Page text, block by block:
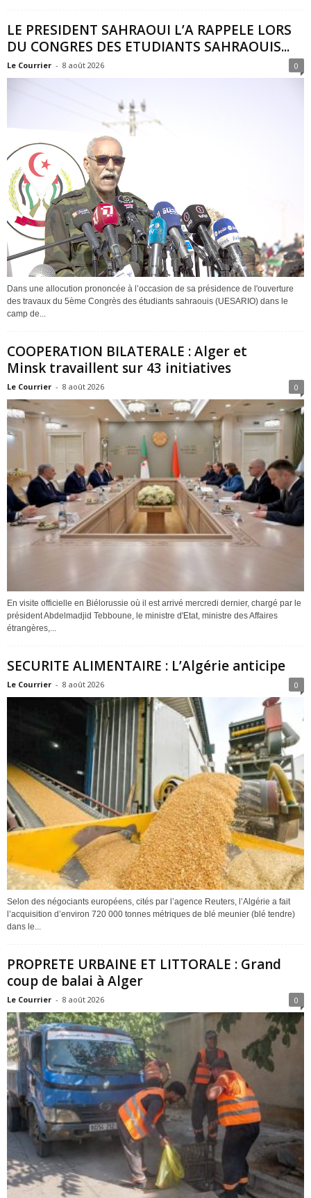
LE PRESIDENT SAHRAOUI L’A RAPPELE LORS
DU CONGRES DES ETUDIANTS SAHRAOUIS...
Le Courrier - 8 août 2026 0
Dans une allocution prononcée à l’occasion de sa présidence de l'ouverture
des travaux du 5ème Congrès des étudiants sahraouis (UESARIO) dans le
camp de...
COOPERATION BILATERALE : Alger et
Minsk travaillent sur 43 initiatives
Le Courrier - 8 août 2026 0
En visite officielle en Biélorussie où il est arrivé mercredi dernier, chargé par le
président Abdelmadjid Tebboune, le ministre d'Etat, ministre des Affaires
étrangères,...
SECURITE ALIMENTAIRE : L’Algérie anticipe
Le Courrier - 8 août 2026 0
Selon des négociants européens, cités par l’agence Reuters, l’Algérie a fait
l’acquisition d’environ 720 000 tonnes métriques de blé meunier (blé tendre)
dans le...
PROPRETE URBAINE ET LITTORALE : Grand
coup de balai à Alger
Le Courrier - 8 août 2026 0